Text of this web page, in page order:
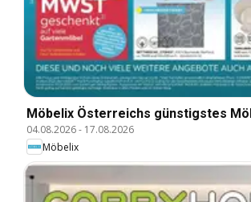
Möbelix Österreichs günstigstes
04.08.2026- 17.08.2026
Möbelix